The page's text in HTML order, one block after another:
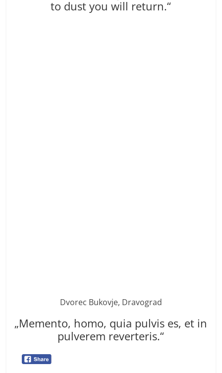
to dust you will return.“
Dvorec Bukovje, Dravograd
„Memento, homo, quia pulvis es, et in
pulverem reverteris.“